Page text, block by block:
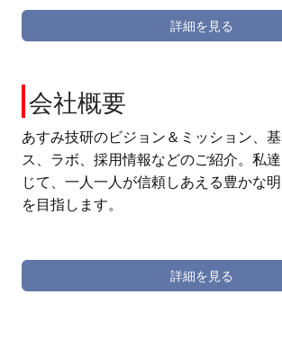
詳細を見る
会社概要
あすみ技研のビジョン＆ミッション、
ス、ラボ、採用情報などのご紹介。私
じて、一人一人が信頼しあえる豊かな
を目指します。
詳細を見る